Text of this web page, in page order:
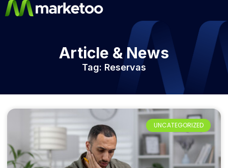
Article & News
Tag: Reservas
UNCATEGORIZED